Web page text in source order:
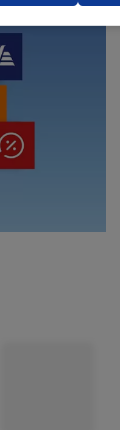
zur Verfügung.
Webseitenbetreiber